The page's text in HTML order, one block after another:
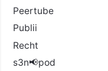
Peertube
Publii
Recht
s3n📢pod